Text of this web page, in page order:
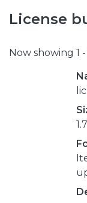
License
Now showing 1